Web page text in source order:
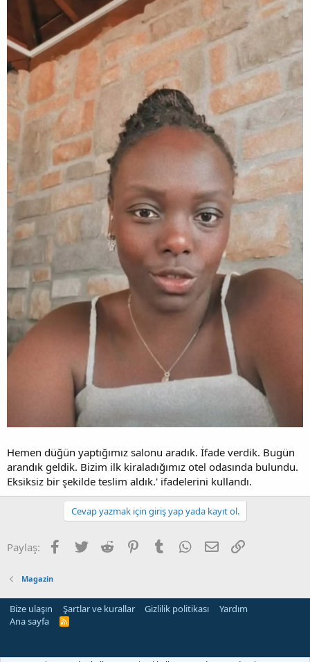
Hemen düğün yaptığımız salonu aradık. İfade verdik. Bugün
arandık geldik. Bizim ilk kiraladığımız otel odasında bulundu.
Eksiksiz bir şekilde teslim aldık.' ifadelerini kullandı.
Cevap yazmak için giriş yap yada kayıt ol.
Paylaş: Facebook
Twitter Reddit PinterestTumblr WhatsApp
E-posta
Magazin
Bize ulaşın Şartlar ve kurallar Gizlilik politikası
Yardım
Ana sayfa
R